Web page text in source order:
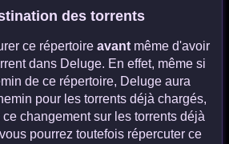
des torrents
ce répertoire avant même d'avoir
dans Deluge. En effet, même si
de ce répertoire, Deluge aura
pour les torrents déjà chargés,
changement sur les torrents déjà
pourrez toutefois répercuter ce